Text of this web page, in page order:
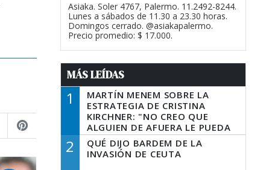
Asiaka. Soler 4767, Palermo. 11.2492-8244.
Lunes a sábados de 11.30 a 23.30 horas.
Domingos cerrado. @asiakapalermo.
Precio promedio: $ 17.000.
MÁS LEÍDAS
1
MARTÍN MENEM SOBRE LA
ESTRATEGIA DE CRISTINA
KIRCHNER: "NO CREO QUE
ALGUIEN DE AFUERA LE PUEDA
DECIR A LA JUSTICIA LO QUE
TIENE QUE HACER"
2
QUÉ DIJO BARDEM DE LA
INVASIÓN DE CEUTA